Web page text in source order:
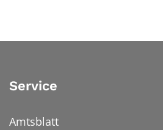
Service
Amtsblatt